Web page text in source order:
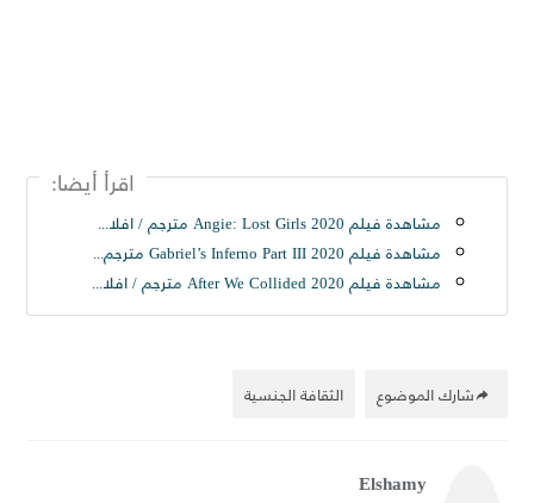
اقرأ أيضا:
مشاهدة فيلم Angie: Lost Girls 2020 مترجم / افلامنكو / أفلامنكو / AFLAMINCO
مشاهدة فيلم Gabriel’s Inferno Part III 2020 مترجم / افلامنكو / أفلامنكو / AFLAMINCO
مشاهدة فيلم After We Collided 2020 مترجم / افلامنكو/ أفلامنكو / aflaminco
الثقافة الجنسية شارك الموضوع
Elshamy